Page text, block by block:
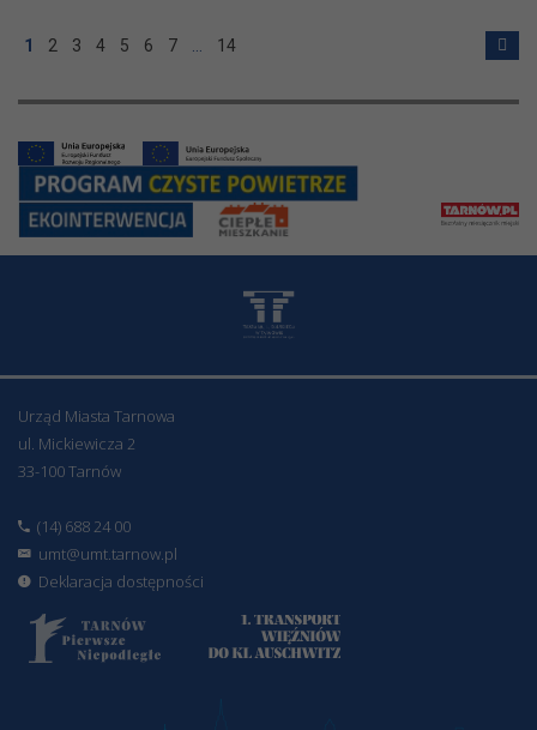
1 2 3 4 5 6 7 14
Urząd Miasta Tarnowa
ul. Mickiewicza 2
33-100 Tarnów
(14) 688 24 00
umt@umt.tarnow.pl
Deklaracja dostępności